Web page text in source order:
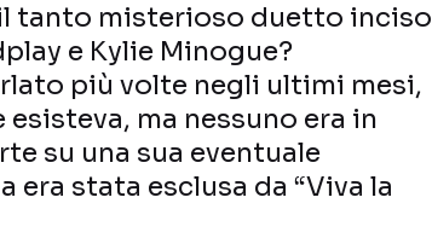
tanto misterioso duetto inciso
e Kylie Minogue?
più volte negli ultimi mesi,
esisteva, ma nessuno era in
su una sua eventuale
era stata esclusa da “Viva la